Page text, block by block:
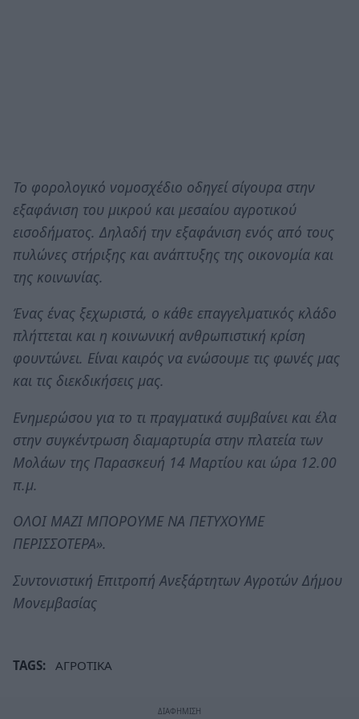
Το φορολογικό νομοσχέδιο οδηγεί σίγουρα στην
εξαφάνιση του μικρού και μεσαίου αγροτικού
εισοδήματος. Δηλαδή την εξαφάνιση ενός από τους
πυλώνες στήριξης και ανάπτυξης της οικονομία και
της κοινωνίας.
Ένας ένας ξεχωριστά, ο κάθε επαγγελματικός κλάδο
πλήττεται και η κοινωνική ανθρωπιστική κρίση
φουντώνει. Είναι καιρός να ενώσουμε τις φωνές μας
και τις διεκδικήσεις μας.
Ενημερώσου για το τι πραγματικά συμβαίνει και έλα
στην συγκέντρωση διαμαρτυρία στην πλατεία των
Μολάων της Παρασκευή 14 Μαρτίου και ώρα 12.00
π.μ.
ΟΛΟΙ ΜΑΖΙ ΜΠΟΡΟΥΜΕ ΝΑ ΠΕΤΥΧΟΥΜΕ
ΠΕΡΙΣΣΟΤΕΡΑ».
Συντονιστική Επιτροπή Ανεξάρτητων Αγροτών Δήμου
Μονεμβασίας
TAGS: ΑΓΡΟΤΙΚΑ